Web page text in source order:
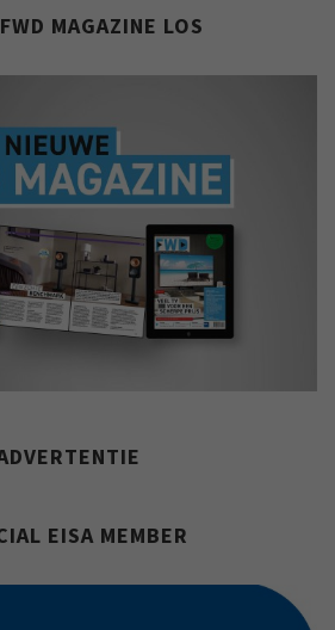
MAGAZINE LOS
EISA MEMBER